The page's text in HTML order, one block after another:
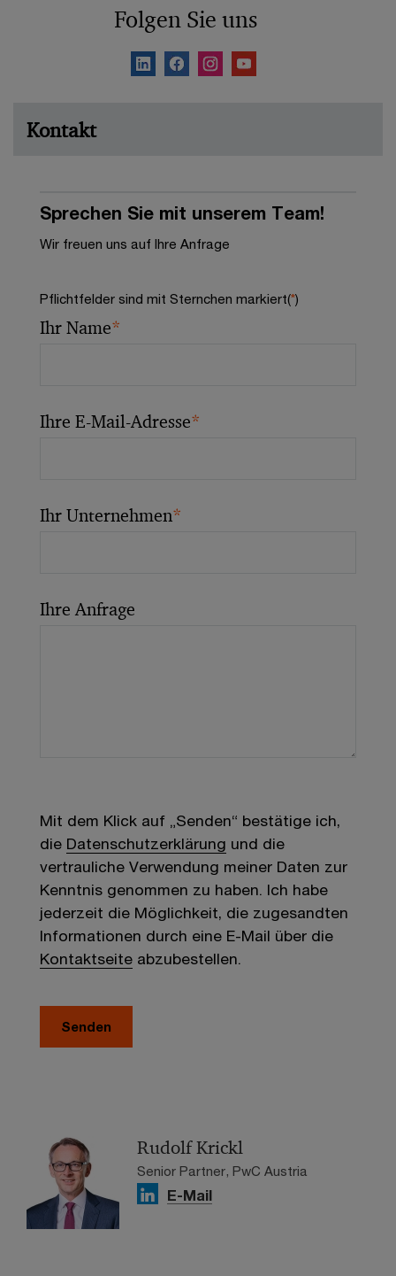
Folgen Sie uns
Kontakt
Sprechen Sie mit unserem Team!
Wir freuen uns auf Ihre Anfrage
Pflichtfelder sind mit Sternchen markiert(*)
Ihr Name*
Ihre E-Mail-Adresse*
Ihr Unternehmen*
Ihre Anfrage
Mit dem Klick auf „Senden“ bestätige ich,
die Datenschutzerklärung und die
vertrauliche Verwendung meiner Daten zur
Kenntnis genommen zu haben. Ich habe
jederzeit die Möglichkeit, die zugesandten
Informationen durch eine E-Mail über die
Kontaktseite abzubestellen.
Senden
Rudolf Krickl
Senior Partner, PwC Austria
E-Mail